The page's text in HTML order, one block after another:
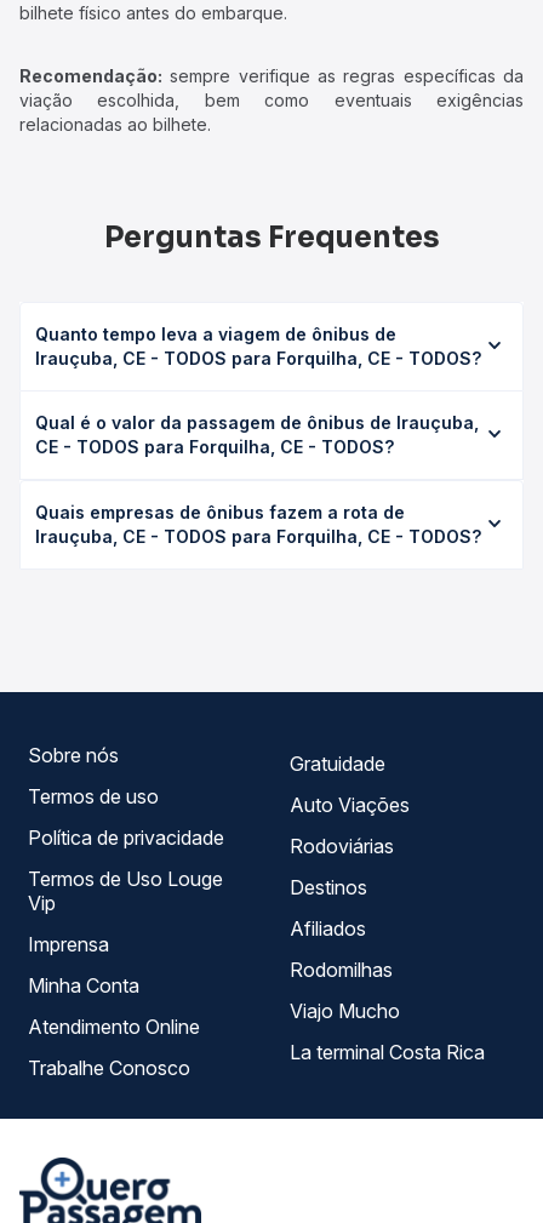
bilhete físico antes do embarque.
Recomendação: sempre verifique as regras específicas da
viação escolhida, bem como eventuais exigências
relacionadas ao bilhete.
Perguntas Frequentes
Quanto tempo leva a viagem de ônibus de
Irauçuba, CE - TODOS para Forquilha, CE - TODOS?
Forquilha, CE - TODOS leva em média 0h 55min, podendo
variar conforme a viação, o tipo de serviço (convencional,
duração exata de cada opção na data desejada.
Qual é o valor da passagem de ônibus de Irauçuba,
CE - TODOS para Forquilha, CE - TODOS?
TODOS para Forquilha, CE - TODOS custa em média R$
21,10 e varia conforme a data da viagem, a empresa, o tipo
Quais empresas de ônibus fazem a rota de
Irauçuba, CE - TODOS para Forquilha, CE - TODOS?
Sobre nós
Termos de uso
Política de privacidade
Termos de Uso Louge
Vip
Imprensa
Minha Conta
Atendimento Online
Trabalhe Conosco
Gratuidade
Auto Viações
Rodoviárias
Destinos
Afiliados
Rodomilhas
Viajo Mucho
La terminal Costa Rica